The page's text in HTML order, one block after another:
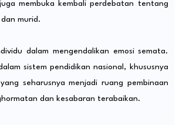
membuka kembali perdebatan tentang
murid.
dalam mengendalikan emosi semata.
sistem pendidikan nasional, khususnya
seharusnya menjadi ruang pembinaan
dan kesabaran terabaikan.